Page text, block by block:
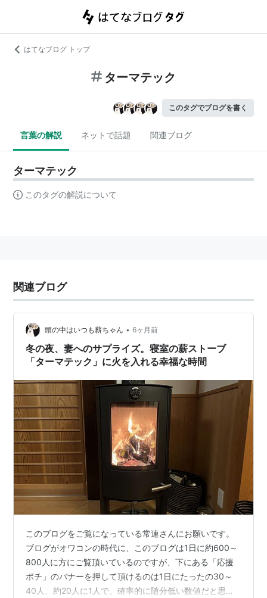
はてなブログ トップ
ターマテック
このタグでブログを書く
言葉の解説 ネットで話題 関連ブログ
ターマテック
このタグの解説について
関連ブログ
頭の中はいつも薪ちゃん • 6ヶ月前
冬の夜、妻へのサプライズ。寝室の薪ストーブ
「ターマテック」に火を入れる幸福な時間
このブログをご覧になっている常連さんにお願いです。
ブログがオワコンの時代に、このブログは1日に約600～
800人に方にご覧頂いているのですが、下にある「応援
ポチ」のバナーを押して頂けるのは1日にたったの30～
40人、約20人に1人で、確率的に随分低い数値だと思い